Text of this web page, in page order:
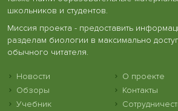
школьников и студентов.
Миссия проекта - предоставить
разделам биологии в максимально
обычного читателя.
Новости
Обзоры
Учебник
О проекте
Контакты